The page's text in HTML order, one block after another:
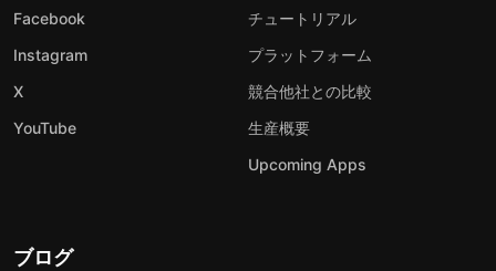
Facebook
Instagram
X
YouTube
チュートリアル
プラットフォーム
競合他社との比較
生産概要
Upcoming Apps
ブログ